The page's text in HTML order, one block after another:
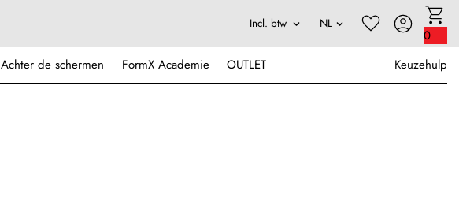
0
Achter de schermen FormX Academie OUTLET Keuzehulp